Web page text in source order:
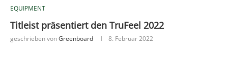
EQUIPMENT
Titleist präsentiert den TruFeel 2022
geschrieben vonGreenboard 8. Februar 2022